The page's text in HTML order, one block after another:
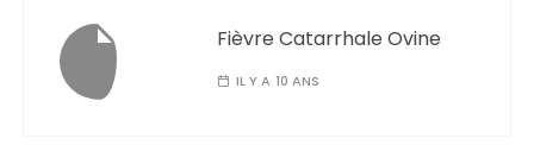
Fièvre Catarrhale Ovine
IL Y A 10 ANS